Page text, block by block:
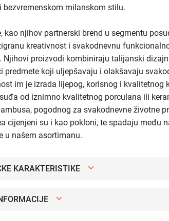
bezvremenskom milanskom stilu.
kao njihov partnerski brend u segmentu
kreativnost i svakodnevnu
Njihovi proizvodi kombiniraju talijanski
predmete koji uljepšavaju i olakšavaju
im je izrada lijepog, korisnog i kvalitetnog
od iznimno kvalitetnog porculana ili
pogodnog za svakodnevne životne
cijenjeni su i kao pokloni, te spadaju među
u našem asortimanu.
KARAKTERISTIKE